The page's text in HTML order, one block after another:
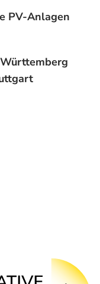
PV-Anlagen